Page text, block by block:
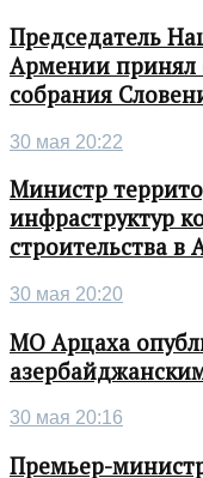
Председатель
Армении принял
собрания
30 мая 20:22
Министр
инфраструктур
строительства
30 мая 20:20
МО Арцаха
30 мая 20:16
Премьер-